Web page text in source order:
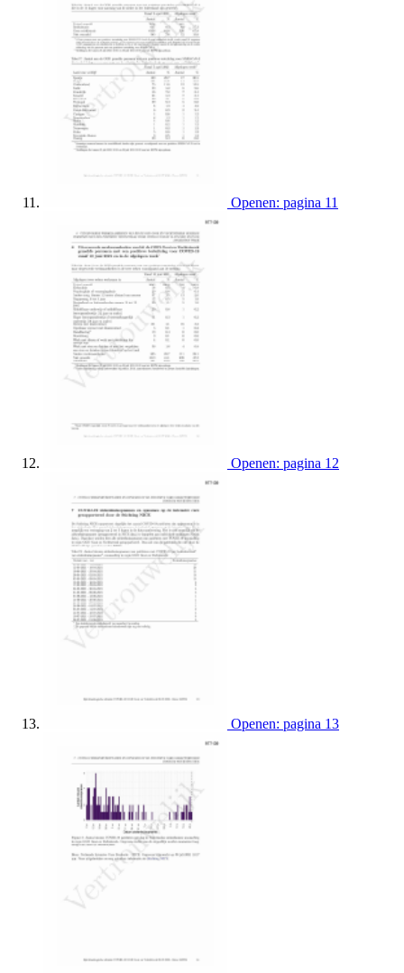
Openen: pagina 11
Openen: pagina 12
Openen: pagina 13